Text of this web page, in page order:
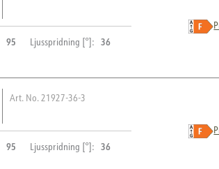
Start aktuell tid [µs]
Strøm LED [mA]
Spänning ut, max. [V]
Ceto Mini är en utmärkt
när du vill ha ett exklusivt
PRODUKT
Färg
Bredd [mm]
95 Ljusspridning [°]: 36
Ceto Mini är en utmärkt
PRODUKT
Art. No. 21927-36-3
95 Ljusspridning [°]: 36